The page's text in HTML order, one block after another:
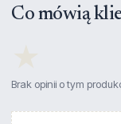
Co mówią
Brak opinii o tym